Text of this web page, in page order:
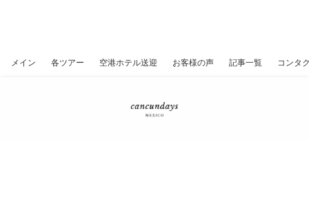
メイン 各ツアー 空港ホテル送迎 お客様の声 記事一覧 コンタ